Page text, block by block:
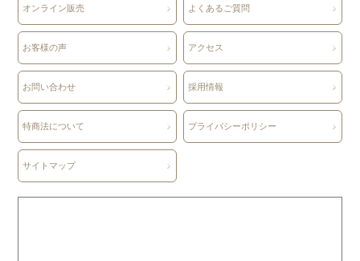
オンライン販売 よくあるご質問
お客様の声 アクセス
お問い合わせ 採用情報
特商法について プライバシーポリシー
サイトマップ